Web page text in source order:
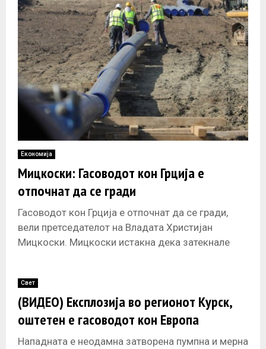
Економија
Мицкоски: Гасоводот кон Грција е
отпочнат да се гради
Гасоводот кон Грција е отпочнат да се гради,
вели претседателот на Владата Христијан
Мицкоски. Мицкоски истакна дека затекнале
Свет
(ВИДЕО) Експлозија во регионот Курск,
оштетен e гасоводот кон Европа
Нападната е неодамна затворена пумпна и мерна